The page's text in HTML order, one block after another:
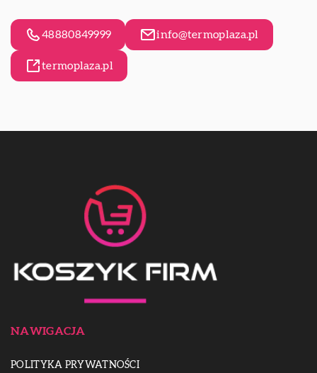
48880849999 info@termoplaza.pl
termoplaza.pl
NAWIGACJA
POLITYKA PRYWATNOŚCI